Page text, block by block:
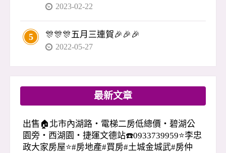
2023-02-22
5 🎊🎊🎊五月三連賀🎉🎉🎉
2022-05-27
最新文章
出售🏠北市內湖路・電梯二房低總價・碧湖公
園旁・西湖園・捷運文德站☎️0933739959⭐李忠
政大家房屋⭐#房地產#買房#土城金城武#房仲